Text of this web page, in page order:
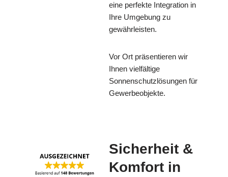
eine perfekte Integration in
Ihre Umgebung zu
gewährleisten.
Vor Ort präsentieren wir
Ihnen vielfältige
Sonnenschutzlösungen für
Gewerbeobjekte.
Sicherheit &
Komfort in